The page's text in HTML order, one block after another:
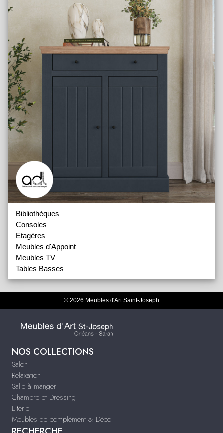
Bibliothèques
Consoles
Etagères
Meubles d'Appoint
Meubles TV
Tables Basses
© 2026 Meubles d'Art Saint-Joseph
NOS COLLECTIONS
Salon
Relaxation
Salle à manger
Chambre et Dressing
Literie
Meubles de complément & Déco